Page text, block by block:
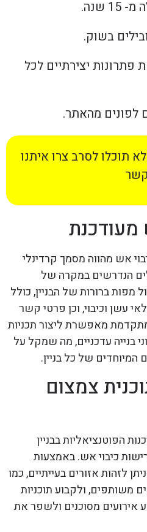
שנה.
בשוק.
פתרונות יצירתיים לכל
לפונים מהאתר.
תוכלו לסרב צרו איתנו
קשר
מעודכנת
אש מהווה מסמך קרדינלי
הנדרשים במקרה של
מפות ברורות של הבניין, כולל
עשן וכיבוי, וכן פרטי קשר
מאפשרת ליצור תכניות
בנייה עדכניים, מה שמקל על
של כל בניין.
צמצום
הפוטנציאליות בבניין
כיבוי אש. באמצעות
לזהות אזורים בעייתיים, כמו
משותפים, ולקבוע תוכניות
אירועים מסוכנים ולשפר את